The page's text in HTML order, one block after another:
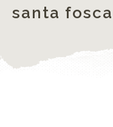
santa fosca